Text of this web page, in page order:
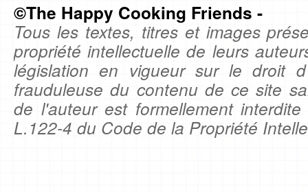
©The Happy Cooking Friends -
Tous les textes, titres et images
propriété intellectuelle de leurs
législation en vigueur sur le droit
frauduleuse du contenu de ce site
de l'auteur est formellement
L.122-4 du Code de la Propriété